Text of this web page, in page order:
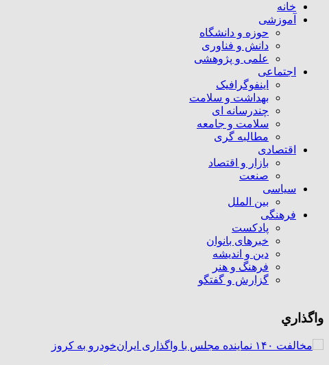
خانه
آموزشی
حوزه و دانشگاه
دانش و فناوری
علمی و پژوهشی
اجتماعی
اینفوگرافیک
بهداشت و سلامت
چندرسانه ای
سلامت و جامعه
مطالبه گری
اقتصادی
بازار و اقتصاد
صنعت
سیاسی
بین الملل
فرهنگی
پادکست
خبرهای بانوان
دین و اندیشه
فرهنگ و هنر
گزارش و گفتگو
واگذاري